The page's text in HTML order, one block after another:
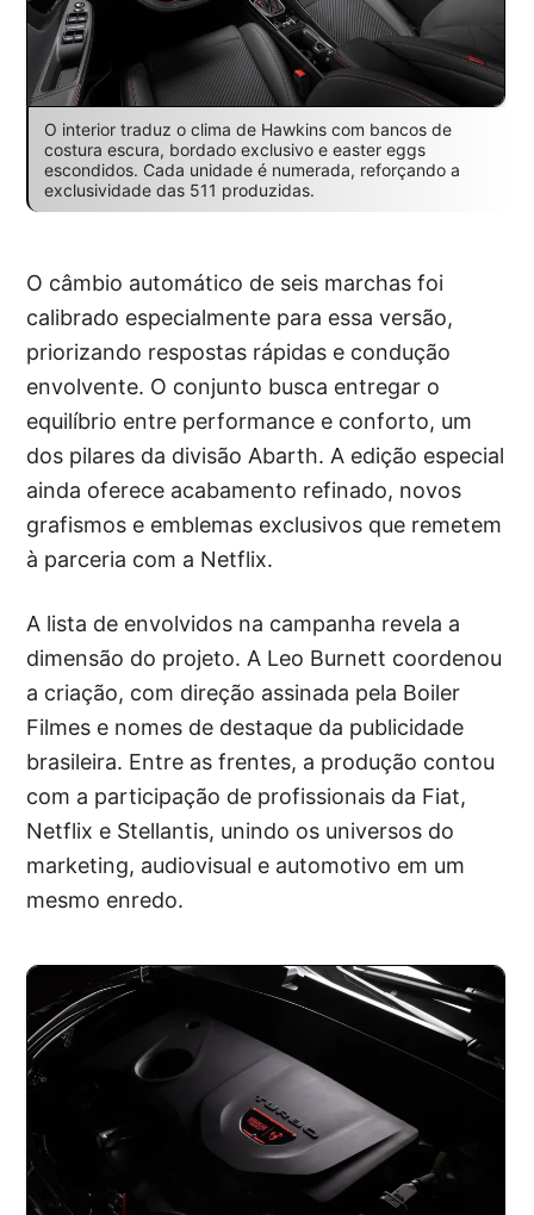
O interior traduz o clima de Hawkins com bancos de
costura escura, bordado exclusivo e easter eggs
escondidos. Cada unidade é numerada, reforçando a
exclusividade das 511 produzidas.
O câmbio automático de seis marchas foi
calibrado especialmente para essa versão,
priorizando respostas rápidas e condução
envolvente. O conjunto busca entregar o
equilíbrio entre performance e conforto, um
dos pilares da divisão Abarth. A edição especial
ainda oferece acabamento refinado, novos
grafismos e emblemas exclusivos que remetem
à parceria com a Netflix.
A lista de envolvidos na campanha revela a
dimensão do projeto. A Leo Burnett coordenou
a criação, com direção assinada pela Boiler
Filmes e nomes de destaque da publicidade
brasileira. Entre as frentes, a produção contou
com a participação de profissionais da Fiat,
Netflix e Stellantis, unindo os universos do
marketing, audiovisual e automotivo em um
mesmo enredo.